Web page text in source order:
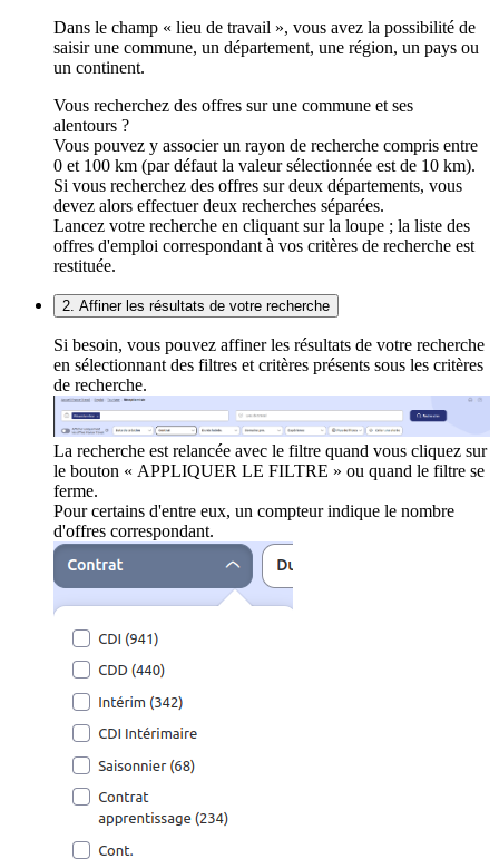
Dans le champ « lieu de travail », vous avez la possibilité de
saisir une commune, un département, une région, un pays ou
un continent.
Vous recherchez des offres sur une commune et ses
alentours ?
Vous pouvez y associer un rayon de recherche compris entre
0 et 100 km (par défaut la valeur sélectionnée est de 10 km).
Si vous recherchez des offres sur deux départements, vous
devez alors effectuer deux recherches séparées.
Lancez votre recherche en cliquant sur la loupe ; la liste des
offres d'emploi correspondant à vos critères de recherche est
restituée.
2. Affiner les résultats de votre recherche
Si besoin, vous pouvez affiner les résultats de votre recherche
en sélectionnant des filtres et critères présents sous les critères
de recherche.
La recherche est relancée avec le filtre quand vous cliquez sur
le bouton « APPLIQUER LE FILTRE » ou quand le filtre se
ferme.
Pour certains d'entre eux, un compteur indique le nombre
d'offres correspondant.